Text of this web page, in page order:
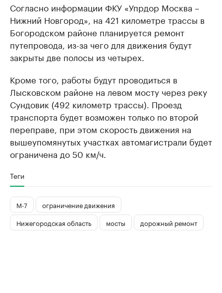
Согласно информации ФКУ «Упрдор Москва –
Нижний Новгород», на 421 километре трассы в
Богородском районе планируется ремонт
путепровода, из-за чего для движения будут
закрыты две полосы из четырех.
Кроме того, работы будут проводиться в
Лысковском районе на левом мосту через реку
Сундовик (492 километр трассы). Проезд
транспорта будет возможен только по второй
переправе, при этом скорость движения на
вышеупомянутых участках автомагистрали будет
ограничена до 50 км/ч.
Теги
М-7
ограничение движения
Нижегородская область
мосты дорожный ремонт